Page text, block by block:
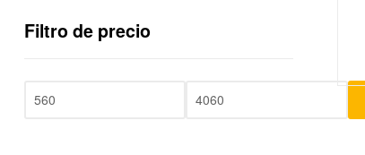
Filtro de precio